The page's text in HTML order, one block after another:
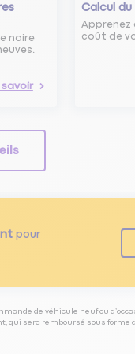
noire
Calcul
Apprenez
coût de
pour
de véhicule neuf ou
, qui sera remboursé sous forme